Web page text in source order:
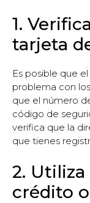
1.
tarjeta
Es posible que
problema con
que el número
código de
verifica que la
que tienes
2.
crédito